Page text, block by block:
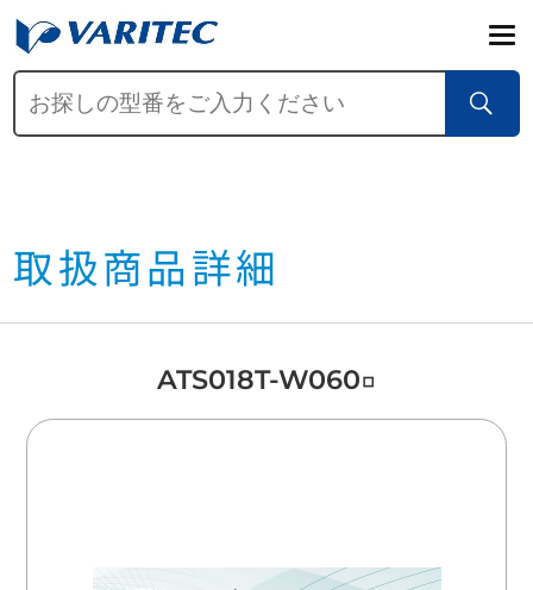
取扱商品詳細
ATS018T-W060□